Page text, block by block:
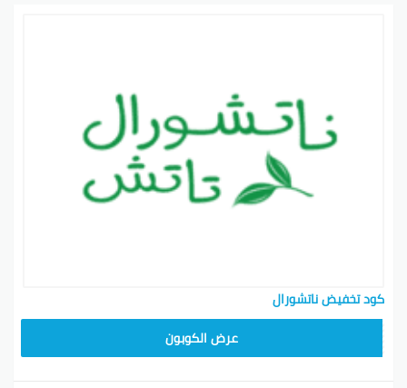
كود تخفيض ناتشورال
عرض الكوبون